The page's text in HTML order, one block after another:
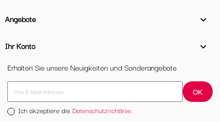
Angebote 
Ihr Konto

Erhalten Sie unsere Neuigkeiten und Sonderangebote
Ich akzeptiere die Datenschutzrichtlinie.